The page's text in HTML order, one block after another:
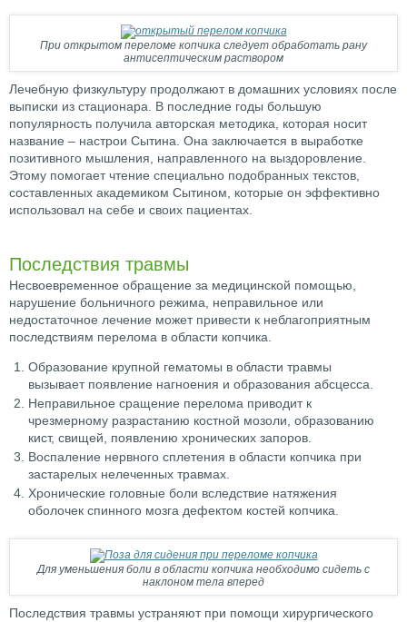
При открытом переломе копчика следует обработать рану
антисептическим раствором
Лечебную физкультуру продолжают в домашних условиях после
выписки из стационара. В последние годы большую
популярность получила авторская методика, которая носит
название – настрои Сытина. Она заключается в выработке
позитивного мышления, направленного на выздоровление.
Этому помогает чтение специально подобранных текстов,
составленных академиком Сытином, которые он эффективно
использовал нa себе и своих пациентах.
Последствия травмы
Несвоевременное обращение за медицинской помощью,
нарушение больничного режима, неправильное или
недостаточное лечение может привести к неблагоприятным
последствиям перелома в области копчика.
Образование крупной гематомы в области травмы
вызывает появление нагноения и образования абсцесса.
Неправильное сращение перелома приводит к
чрезмерному разрастанию костной мозоли, образованию
кист, свищей, появлению хронических запоров.
Воспаление нервного сплетения в области копчика при
застарелых нелеченных травмах.
Хронические головные боли вследствие натяжения
оболочек спинного мозга дефектом костей копчика.
Для уменьшения боли в области копчика необходимо сидеть с
наклоном тела вперед
Последствия травмы устраняют при помощи хирургического